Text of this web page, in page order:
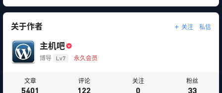
关于作者 关注 私信
主机吧
博导 Lv7 永久会员
文章
5401
评论
122
关注
0
粉丝
33